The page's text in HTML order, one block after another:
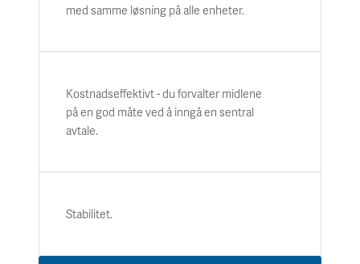
med samme løsning på alle enheter.
Kostnadseffektivt - du forvalter midlene
på en god måte ved å inngå en sentral
avtale.
Stabilitet.